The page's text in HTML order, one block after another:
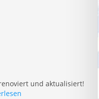
und aktualisiert!